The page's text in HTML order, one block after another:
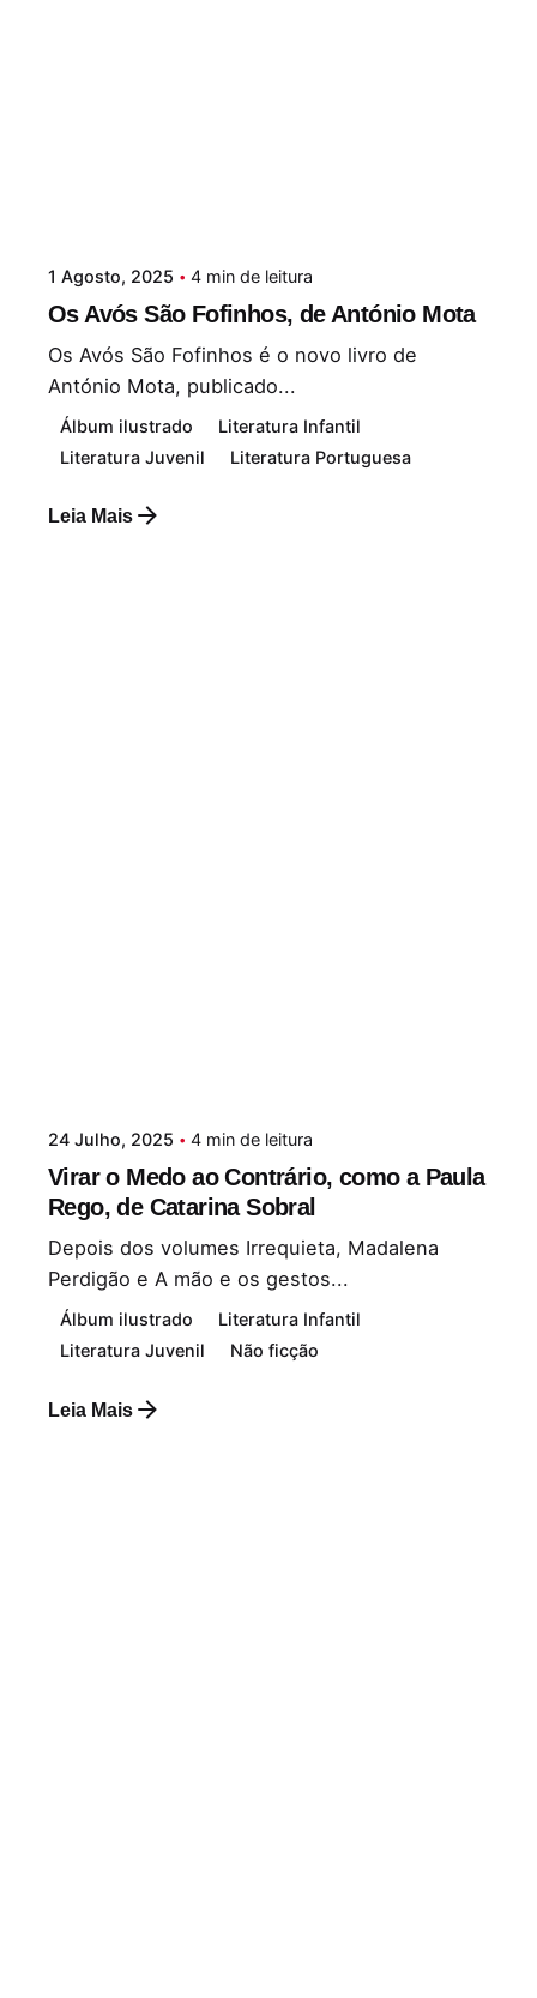
1 Agosto, 2025 4 min de leitura
Os Avós São Fofinhos, de António Mota
Os Avós São Fofinhos é o novo livro de
António Mota, publicado...
Álbum ilustrado
Literatura Infantil
Literatura Juvenil
Literatura Portuguesa
Leia Mais
24 Julho, 2025 4 min de leitura
Virar o Medo ao Contrário, como a Paula
Rego, de Catarina Sobral
Depois dos volumes Irrequieta, Madalena
Perdigão e A mão e os gestos...
Álbum ilustrado
Literatura Infantil
Literatura Juvenil
Não ficção
Leia Mais